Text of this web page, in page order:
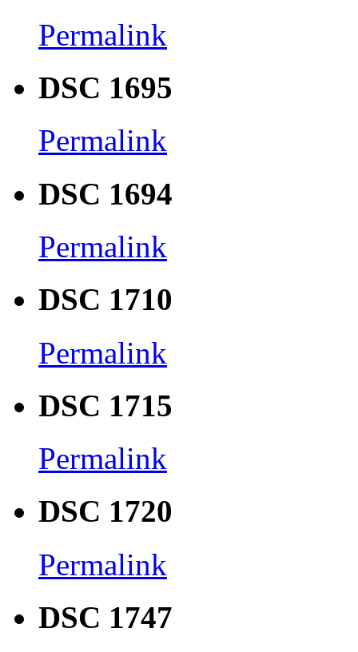
Permalink
DSC 1695
Permalink
DSC 1694
Permalink
DSC 1710
Permalink
DSC 1715
Permalink
DSC 1720
Permalink
DSC 1747